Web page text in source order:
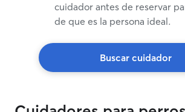
cuidador antes de reservar
de que es la persona ideal.
Buscar cuidador